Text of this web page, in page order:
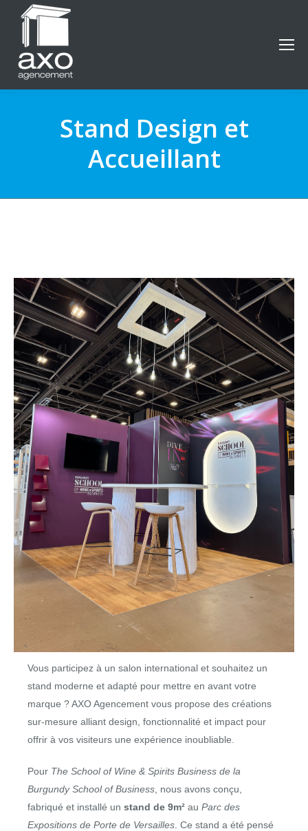
Stand Design et
Accueillant
Vous participez à un salon international et souhaitez un
stand moderne et adapté pour mettre en avant votre
marque ? AXO Agencement vous propose des créations
sur-mesure alliant design, fonctionnalité et impact pour
offrir à vos visiteurs une expérience inoubliable.
Pour The School of Wine & Spirits Business de la
Burgundy School of Business , nous avons conçu,
fabriqué et installé un stand de 9m² auParc des
Expositions de Porte de Versailles . Ce stand a été pensé